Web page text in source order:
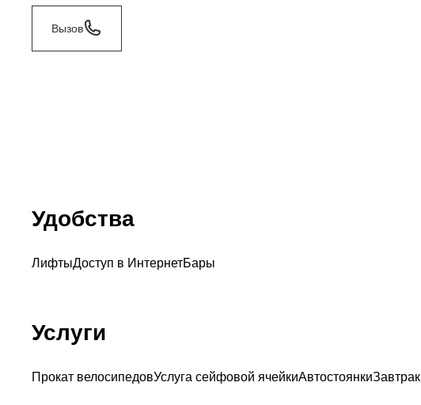
Вызов
Удобства
ЛифтыДоступ в ИнтернетБары
Услуги
Прокат велосипедовУслуга сейфовой ячейкиАвтостоянкиЗавтрак